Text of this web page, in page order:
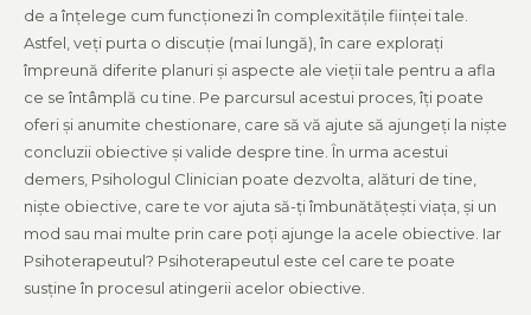
de a înțelege cum funcționezi în complexitățile ființei tale.
Astfel, veți purta o discuție (mai lungă), în care explorați
împreună diferite planuri și aspecte ale vieții tale pentru a afla
ce se întâmplă cu tine. Pe parcursul acestui proces, îți poate
oferi și anumite chestionare, care să vă ajute să ajungeți la niște
concluzii obiective și valide despre tine. În urma acestui
demers, Psihologul Clinician poate dezvolta, alături de tine,
niște obiective, care te vor ajuta să-ți îmbunătățești viața, și un
mod sau mai multe prin care poți ajunge la acele obiective. Iar
Psihoterapeutul? Psihoterapeutul este cel care te poate
susține în procesul atingerii acelor obiective.